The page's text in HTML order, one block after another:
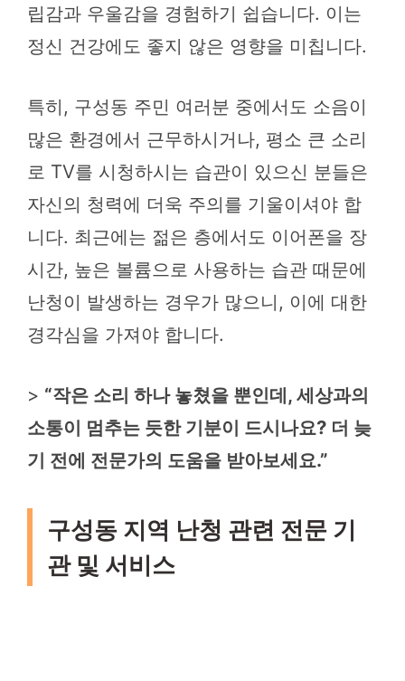
립감과 우울감을 경험하기 쉽습니다. 이는
정신 건강에도 좋지 않은 영향을 미칩니다.
특히, 구성동 주민 여러분 중에서도 소음이
많은 환경에서 근무하시거나, 평소 큰 소리
로 TV를 시청하시는 습관이 있으신 분들은
자신의 청력에 더욱 주의를 기울이셔야 합
니다. 최근에는 젊은 층에서도 이어폰을 장
시간, 높은 볼륨으로 사용하는 습관 때문에
난청이 발생하는 경우가 많으니, 이에 대한
경각심을 가져야 합니다.
> “작은 소리 하나 놓쳤을 뿐인데, 세상과의
소통이 멈추는 듯한 기분이 드시나요? 더 늦
기 전에 전문가의 도움을 받아보세요.”
구성동 지역 난청 관련 전문 기
관 및 서비스